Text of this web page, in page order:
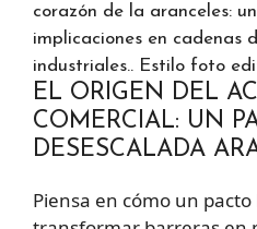
corazón de la aranceles:
implicaciones en cadenas
industriales.. Estilo foto
EL ORIGEN DEL
COMERCIAL: UN
DESESCALADA
Piensa en cómo un